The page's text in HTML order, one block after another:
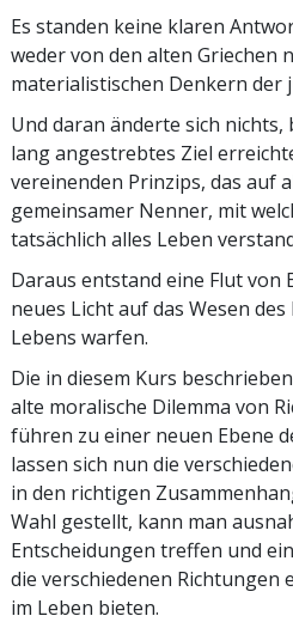
Es standen keine klaren
weder von den alten Griechen
materialistischen Denkern der
Und daran änderte sich nichts,
lang angestrebtes Ziel
vereinenden Prinzips, das auf
gemeinsamer Nenner, mit
tatsächlich alles Leben
Daraus entstand eine Flut von
neues Licht auf das Wesen
Lebens warfen.
Die in diesem Kurs
alte moralische Dilemma von
führen zu einer neuen Ebene
lassen sich nun die
in den richtigen
Wahl gestellt, kann man
Entscheidungen treffen und
die verschiedenen Richtungen
im Leben bieten.